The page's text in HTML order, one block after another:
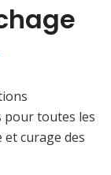
pour toutes les
curage des